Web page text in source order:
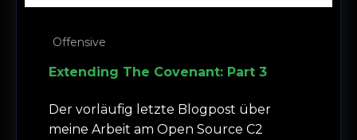
Offensive
Extending The Covenant: Part 3
Der vorläufig letzte Blogpost über
meine Arbeit am Open Source C2